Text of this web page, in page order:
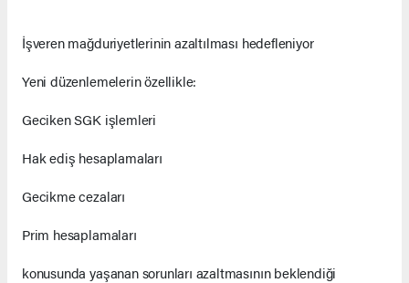
İşveren mağduriyetlerinin azaltılması hedefleniyor
Yeni düzenlemelerin özellikle:
Geciken SGK işlemleri
Hak ediş hesaplamaları
Gecikme cezaları
Prim hesaplamaları
konusunda yaşanan sorunları azaltmasının beklendiği